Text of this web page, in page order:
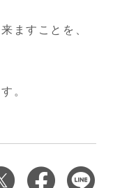
ますことを、
。